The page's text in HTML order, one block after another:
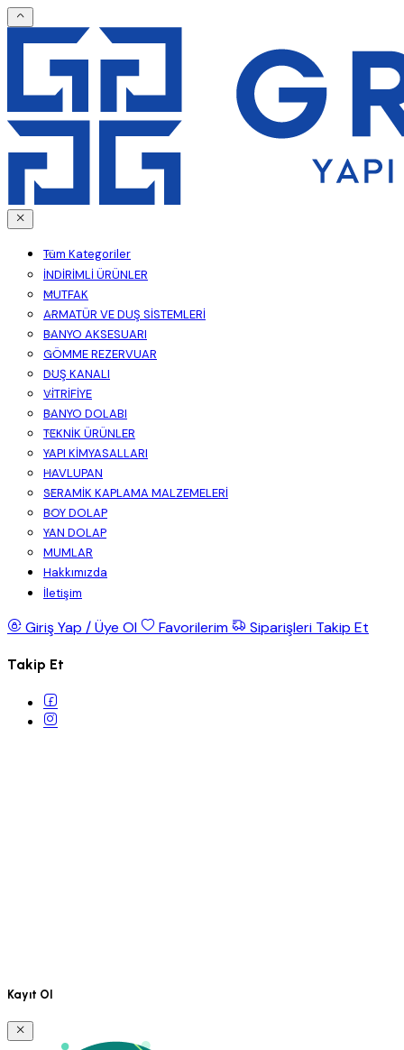
Tüm Kategoriler
İNDİRİMLİ ÜRÜNLER
MUTFAK
ARMATÜR VE DUŞ SİSTEMLERİ
BANYO AKSESUARI
GÖMME REZERVUAR
DUŞ KANALI
VİTRİFİYE
BANYO DOLABI
TEKNİK ÜRÜNLER
YAPI KİMYASALLARI
HAVLUPAN
SERAMİK KAPLAMA MALZEMELERİ
BOY DOLAP
YAN DOLAP
MUMLAR
Hakkımızda
İletişim
Giriş Yap / Üye Ol Favorilerim Siparişleri Takip Et
Takip Et
Kayıt Ol